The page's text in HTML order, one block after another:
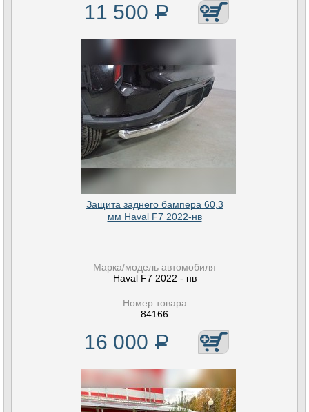
11 500 Р
Защита заднего бампера 60,3
мм Haval F7 2022-нв
Марка/модель автомобиля
Haval F7 2022 - нв
Номер товара
84166
16 000 Р